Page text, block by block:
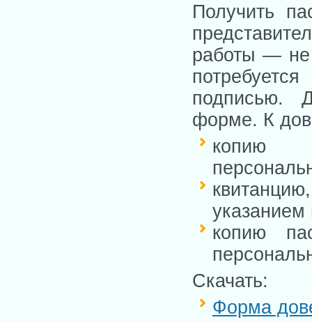
Получить
работы — не
подписью.
форме. К
копию
копию
Скачать:
Форма